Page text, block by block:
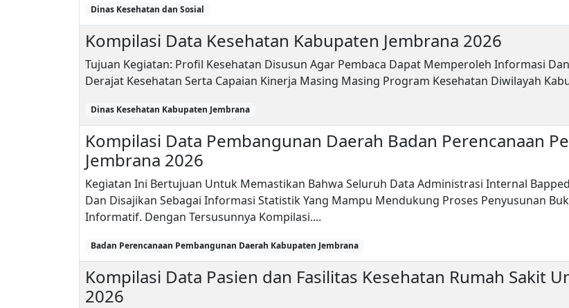
Dinas Kesehatan dan Sosial
Kompilasi Data Kesehatan Kabupaten Jembrana 2026
Tujuan Kegiatan: Profil Kesehatan Disusun Agar Pembaca Dapat Memperoleh Informasi
Derajat Kesehatan Serta Capaian Kinerja Masing Masing Program Kesehatan Diwilayah
Dinas Kesehatan Kabupaten Jembrana
Kompilasi Data Pembangunan Daerah Badan Perencanaan
Jembrana 2026
Kegiatan Ini Bertujuan Untuk Memastikan Bahwa Seluruh Data Administrasi Internal
Dan Disajikan Sebagai Informasi Statistik Yang Mampu Mendukung Proses Penyusunan
Informatif. Dengan Tersusunnya Kompilasi....
Badan Perencanaan Pembangunan Daerah Kabupaten Jembrana
Kompilasi Data Pasien dan Fasilitas Kesehatan Rumah Sakit
2026